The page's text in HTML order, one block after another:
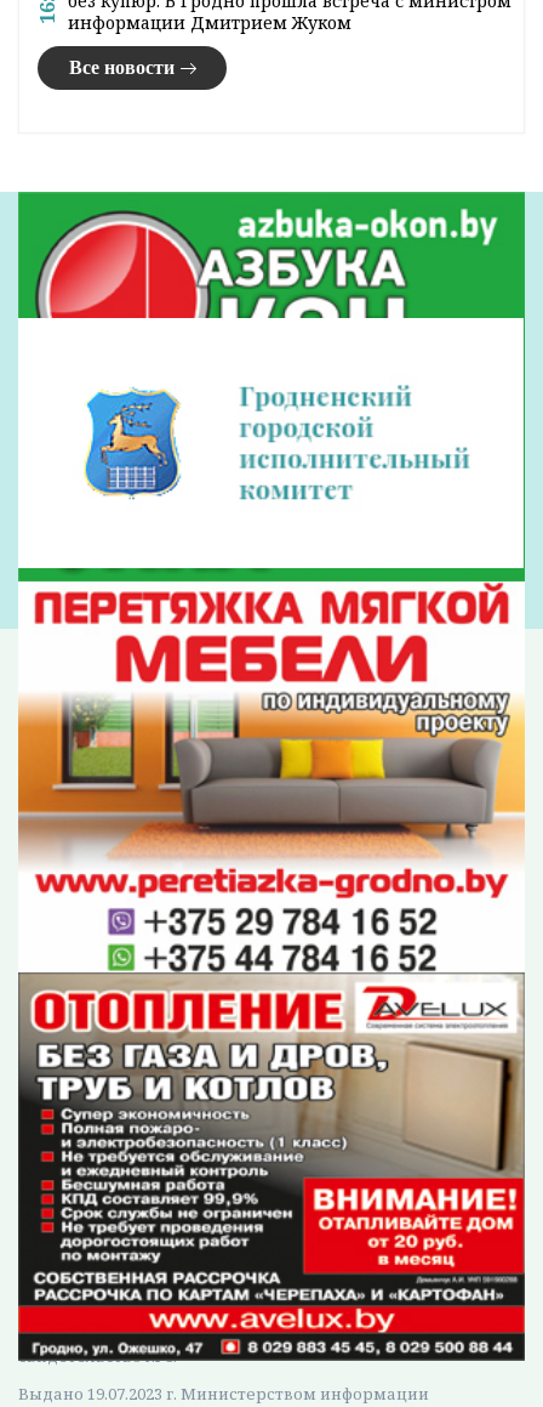
Приглашения побывать на главной елке
Беларуси, которая прошла во Дворце
Республики, получили в том числе и сто
ребят из Гродненщины. Особой чести была
Беларуси новогодний букет.
Кстати, Настя уже принимала участие во
встрече Александра Лукашенко с
молодежью Беларуси. Тогда же,
поинтересовавшись новогодними
традициями, получила приглашение
принять участие в главной елке страны.